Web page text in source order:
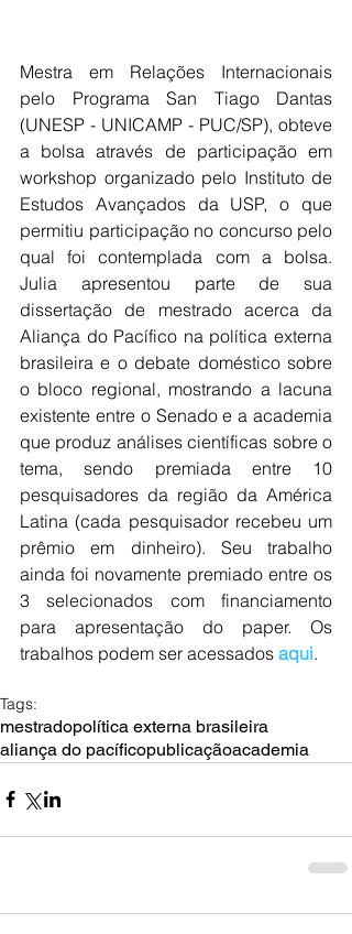
Mestra em Relações Internacionais
pelo Programa San Tiago Dantas
(UNESP - UNICAMP - PUC/SP), obteve
a bolsa através de participação em
workshop organizado pelo Instituto de
Estudos Avançados da USP, o que
permitiu participação no concurso pelo
qual foi contemplada com a bolsa.
Julia apresentou parte de sua
dissertação de mestrado acerca da
Aliança do Pacífico na política externa
brasileira e o debate doméstico sobre
o bloco regional, mostrando a lacuna
existente entre o Senado e a academia
que produz análises científicas sobre o
tema, sendo premiada entre 10
pesquisadores da região da América
Latina (cada pesquisador recebeu um
prêmio em dinheiro). Seu trabalho
ainda foi novamente premiado entre os
3 selecionados com financiamento
para apresentação do paper. Os
trabalhos podem ser acessados aqui.
Tags:
mestradopolítica externa brasileira
aliança do pacíficopublicaçãoacademia